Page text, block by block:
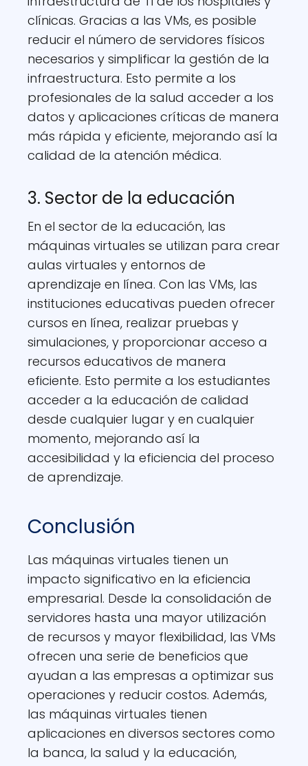
clínicas. Gracias a las VMs, es posible
reducir el número de servidores físicos
necesarios y simplificar la gestión de la
infraestructura. Esto permite a los
profesionales de la salud acceder a los
datos y aplicaciones críticas de manera
más rápida y eficiente, mejorando así la
calidad de la atención médica.
3. Sector de la educación
En el sector de la educación, las
máquinas virtuales se utilizan para crear
aulas virtuales y entornos de
aprendizaje en línea. Con las VMs, las
instituciones educativas pueden ofrecer
cursos en línea, realizar pruebas y
simulaciones, y proporcionar acceso a
recursos educativos de manera
eficiente. Esto permite a los estudiantes
acceder a la educación de calidad
desde cualquier lugar y en cualquier
momento, mejorando así la
accesibilidad y la eficiencia del proceso
de aprendizaje.
Conclusión
Las máquinas virtuales tienen un
impacto significativo en la eficiencia
empresarial. Desde la consolidación de
servidores hasta una mayor utilización
de recursos y mayor flexibilidad, las VMs
ofrecen una serie de beneficios que
ayudan a las empresas a optimizar sus
operaciones y reducir costos. Además,
las máquinas virtuales tienen
aplicaciones en diversos sectores como
la banca, la salud y la educación,